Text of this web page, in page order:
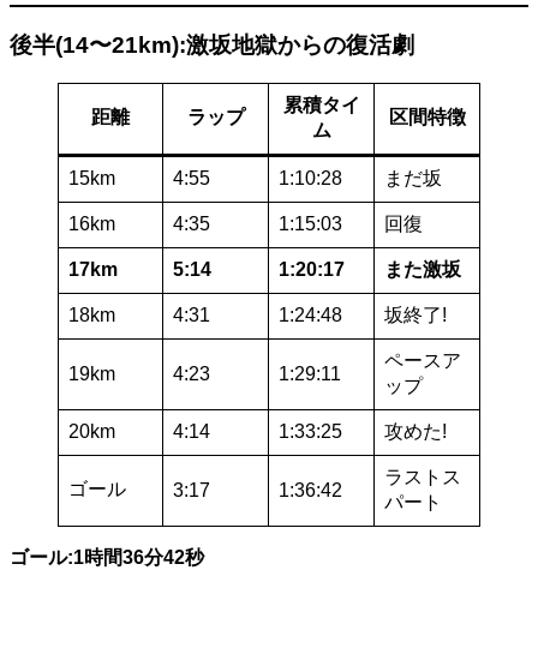
後半(14〜21km):激坂地獄からの復活劇
距離 ラップ
累積タイ
ム
区間特徴
15km 4:55 1:10:28 まだ坂
16km 4:35 1:15:03 回復
17km 5:14 1:20:17 また激坂
18km 4:31 1:24:48 坂終了!
19km 4:23 1:29:11
ペースア
ップ
20km 4:14 1:33:25 攻めた!
ゴール 3:17 1:36:42
ラストス
パート
ゴール:1時間36分42秒